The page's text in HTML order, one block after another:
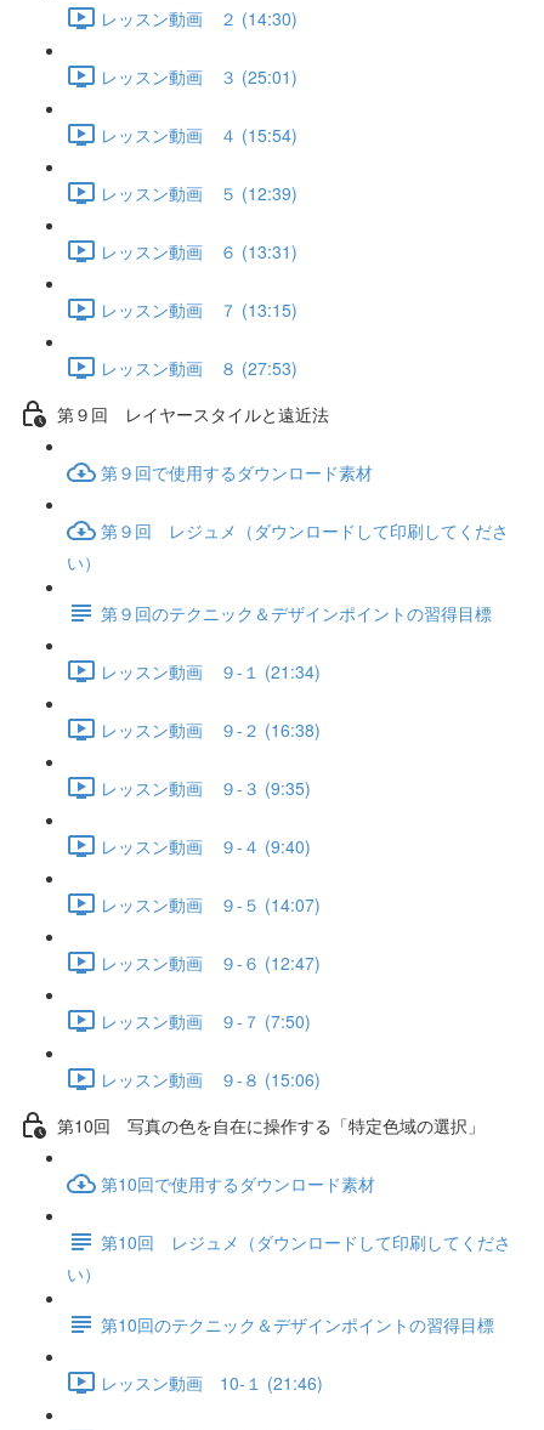
レッスン動画 ２ (14:30)
レッスン動画 ３ (25:01)
レッスン動画 ４ (15:54)
レッスン動画 ５ (12:39)
レッスン動画 ６ (13:31)
レッスン動画 ７ (13:15)
レッスン動画 ８ (27:53)
第９回 レイヤースタイルと遠近法
第９回で使用するダウンロード素材
第９回 レジュメ（ダウンロードして印刷してくださ
い）
第９回のテクニック＆デザインポイントの習得目標
レッスン動画 ９-１ (21:34)
レッスン動画 ９-２ (16:38)
レッスン動画 ９-３ (9:35)
レッスン動画 ９-４ (9:40)
レッスン動画 ９-５ (14:07)
レッスン動画 ９-６ (12:47)
レッスン動画 ９-７ (7:50)
レッスン動画 ９-８ (15:06)
第10回 写真の色を自在に操作する「特定色域の選択」
第10回で使用するダウンロード素材
第10回 レジュメ（ダウンロードして印刷してくださ
い）
第10回のテクニック＆デザインポイントの習得目標
レッスン動画 10-１ (21:46)